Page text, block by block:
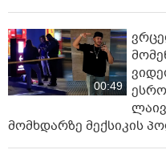
00:49
მომხდარზე მექსიკის